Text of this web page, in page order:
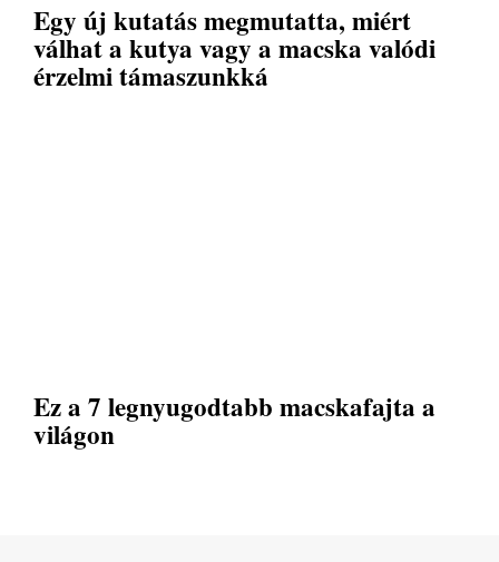
Egy új kutatás megmutatta, miért
válhat a kutya vagy a macska valódi
érzelmi támaszunkká
Ez a 7 legnyugodtabb macskafajta a
világon